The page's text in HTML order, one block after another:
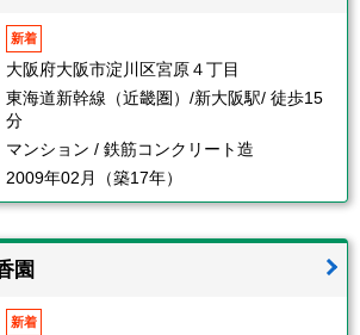
新着
大阪府大阪市淀川区宮原４丁目
東海道新幹線（近畿圏）/新大阪駅/ 徒歩15
分
マンション / 鉄筋コンクリート造
2009年02月（築17年）
園
新着